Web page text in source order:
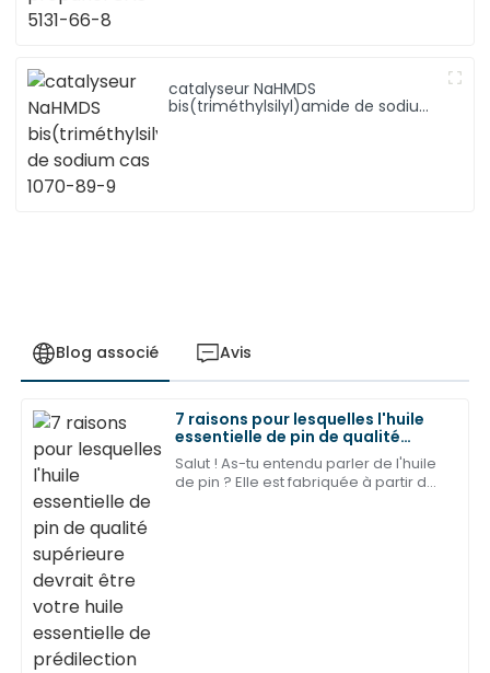
catalyseur NaHMDS
bis(triméthylsilyl)amide de sodium
Blog associé Avis
7 raisons pour lesquelles l'huile
essentielle de pin de qualité
supérieure devrait être votre
huile essentielle de prédilection
Salut ! As-tu entendu parler de l'huile
de pin ? Elle est fabriquée à partir des
L
Lily
Johnson
Ce produit est devenu l'un de mes préférés. Le
service après-vente est tout aussi remarquable !
18 Peut 2025
D
Daniel
Harris